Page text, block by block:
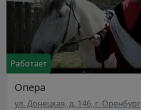
Работает
Опера
ул. Донецкая, д. 146, г. Оренбург